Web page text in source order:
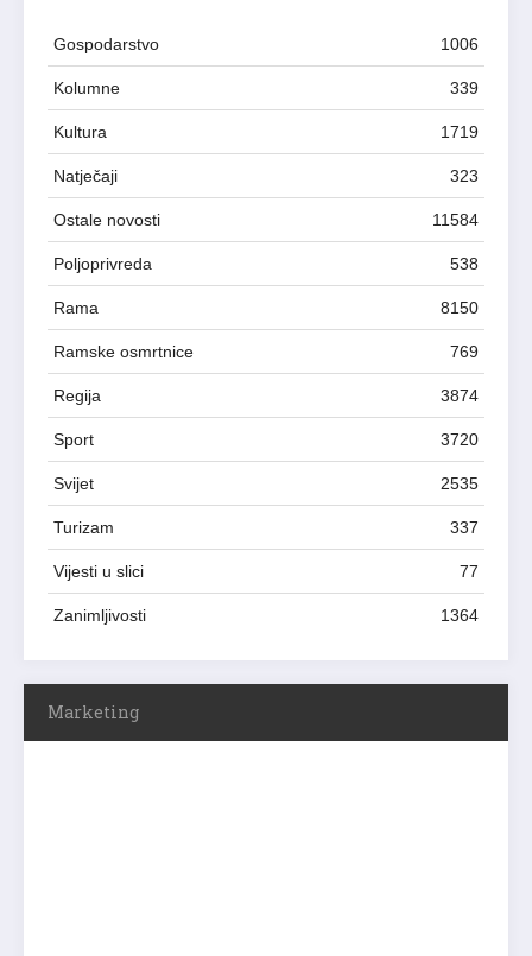
Gospodarstvo 1006
Kolumne 339
Kultura 1719
Natječaji 323
Ostale novosti 11584
Poljoprivreda 538
Rama 8150
Ramske osmrtnice 769
Regija 3874
Sport 3720
Svijet 2535
Turizam 337
Vijesti u slici 77
Zanimljivosti 1364
Marketing